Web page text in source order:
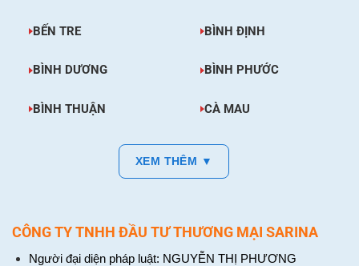
BẾN TRE BÌNH ĐỊNH
BÌNH DƯƠNG BÌNH PHƯỚC
BÌNH THUẬN CÀ MAU
XEM THÊM ▼
CÔNG TY TNHH ĐẦU TƯ THƯƠNG MẠI SARINA
Người đại diện pháp luật: NGUYỄN THỊ PHƯƠNG